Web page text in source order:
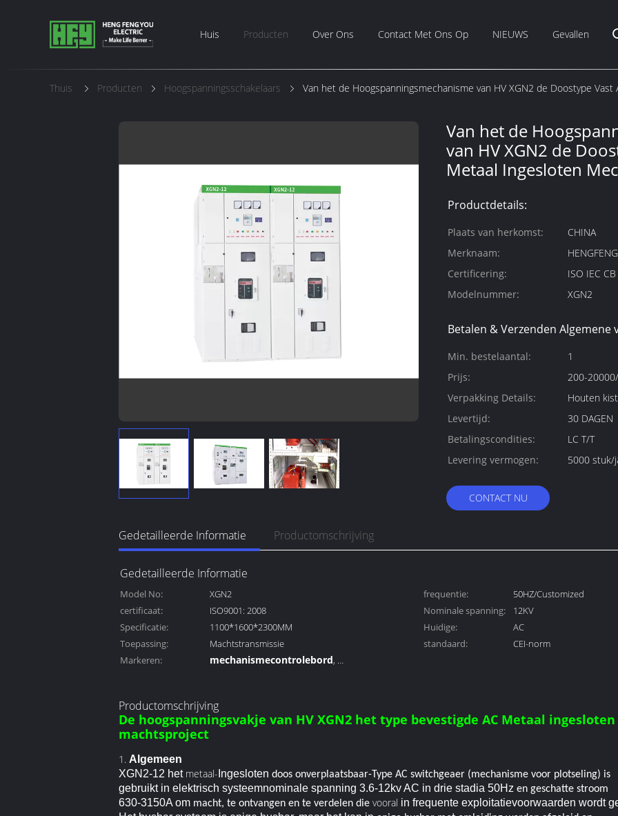
Huis Producten Over Ons Contact Met Ons Op NIEUWS Gevallen
Thuis Producten Hoogspanningsschakelaars Van het de Hoogspanningsmechanisme van HV XGN2 de Doostype
Van het de
van HV XGN2 de
Metaal Ingesloten
Productdetails:
Plaats van herkomst:
CHINA
Merknaam:
Certificering:
ISO IEC
Modelnummer:
XGN2
Betalen & Verzenden Algemene
Min. bestelaantal:
1
Prijs:
200-
Verpakking Details:
Houten kist
Levertijd:
30 DAGEN
Betalingscondities:
LC T/T
Levering vermogen:
5000 stuk/
CONTACT NU
Gedetailleerde Informatie Productomschrijving
Gedetailleerde Informatie
Model No: XGN2 frequentie:
50HZ/Customized
certificaat:
ISO9001: 2008 Nominale spanning:
12KV
Specificatie:
1100*1600*2300MM Huidige:
AC
Toepassing:
Machtstransmissie standaard:
CEI-norm
Markeren:
mechanismecontrolebord,
Productomschrijving
De hoogspanningsvakje van HV XGN2 het type bevestigde AC Metaal
machtsproject
1. Algemeen
XGN2-12 hetmetaal- Ingesloten doos onverplaatsbaar-Type AC switchgeaer (mechanisme voor plotseling) is
gebruikt in elektrisch systeemnominale spanning 3.6-12kv AC in drie stadia 50Hz en geschatte stroom
630-3150A om macht, te ontvangen en te verdelen die vooral in frequente exploitatievoorwaarden wordt